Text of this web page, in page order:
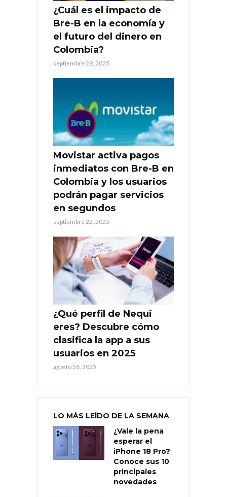
¿Cuál es el impacto de
Bre-B en la economía y
el futuro del dinero en
Colombia?
septiembre 29, 2025
Movistar activa pagos
inmediatos con Bre-B en
Colombia y los usuarios
podrán pagar servicios
en segundos
septiembre 22, 2025
¿Qué perfil de Nequi
eres? Descubre cómo
clasifica la app a sus
usuarios en 2025
agosto 28, 2025
LO MÁS LEÍDO DE LA SEMANA
¿Vale la pena
esperar el
iPhone 18 Pro?
Conoce sus 10
principales
novedades